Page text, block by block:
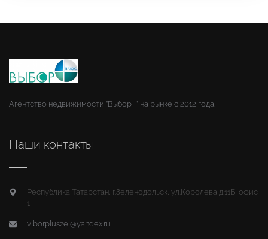
Агентство недвижимости "Выбор +" на рынке с 2012 года.
Наши контакты
Республика Татарстан, г.Зеленодольск, ул.Королева д.11Б, офис
1
viborpluszel@yandex.ru